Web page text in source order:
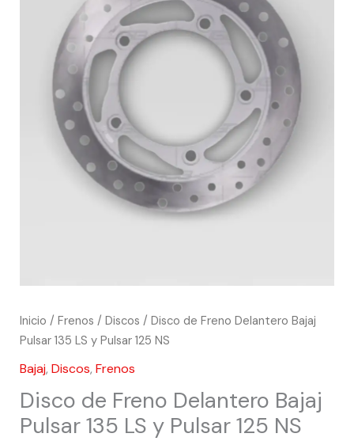
Inicio / Frenos / Discos / Disco de Freno Delantero Bajaj
Pulsar 135 LS y Pulsar 125 NS
Bajaj, Discos, Frenos
Disco de Freno Delantero Bajaj
Pulsar 135 LS y Pulsar 125 NS
cantidad